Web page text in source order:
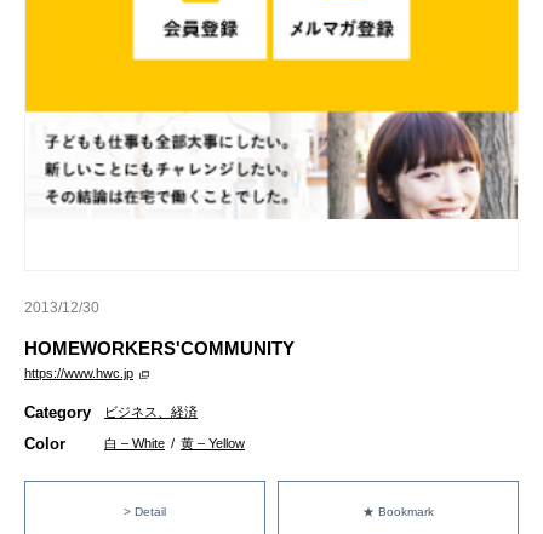
2013/12/30
HOMEWORKERS'COMMUNITY
https://www.hwc.jp
Category ビジネス、経済
Color 白 – White / 黄 – Yellow
> Detail ★ Bookmark